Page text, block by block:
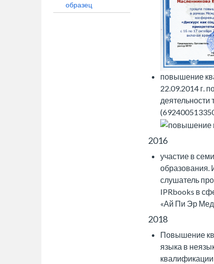
образец
повышение
22.09.2014 г.
2016
участие в
образования.
слушатель
IPRbooks в
«Ай Пи Эр
2018
Повышение
языка в